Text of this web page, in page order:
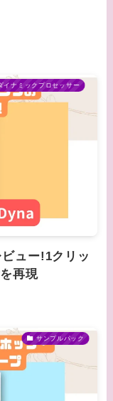
イナミックプロセッサー
ュー!1クリッ
再現
サンプルパック